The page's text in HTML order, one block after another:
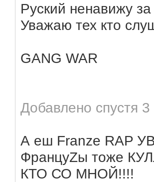
Руский ненавижу
Уважаю тех кто
GANG WAR
Добавлено спустя
А еш Franze RAP
ФранцуZы тоже
КТО СО МНОЙ!!!!